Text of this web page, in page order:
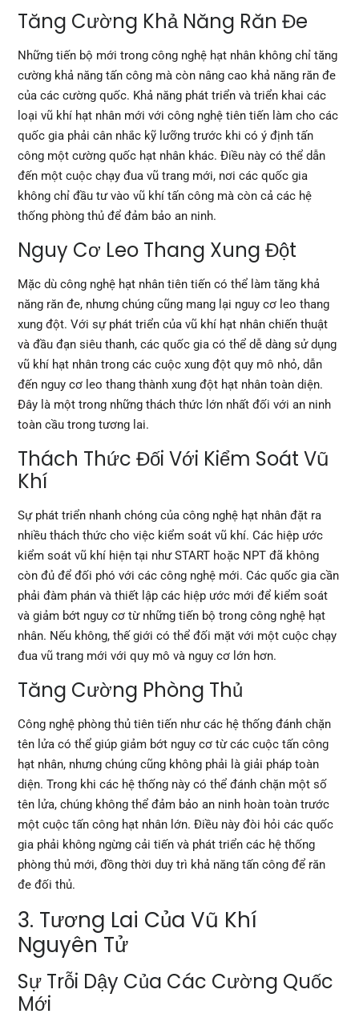
Tăng Cường Khả Năng Răn Đe
Những tiến bộ mới trong công nghệ hạt nhân không chỉ tăng
cường khả năng tấn công mà còn nâng cao khả năng răn đe
của các cường quốc. Khả năng phát triển và triển khai các
loại vũ khí hạt nhân mới với công nghệ tiên tiến làm cho các
quốc gia phải cân nhắc kỹ lưỡng trước khi có ý định tấn
công một cường quốc hạt nhân khác. Điều này có thể dẫn
đến một cuộc chạy đua vũ trang mới, nơi các quốc gia
không chỉ đầu tư vào vũ khí tấn công mà còn cả các hệ
thống phòng thủ để đảm bảo an ninh.
Nguy Cơ Leo Thang Xung Đột
Mặc dù công nghệ hạt nhân tiên tiến có thể làm tăng khả
năng răn đe, nhưng chúng cũng mang lại nguy cơ leo thang
xung đột. Với sự phát triển của vũ khí hạt nhân chiến thuật
và đầu đạn siêu thanh, các quốc gia có thể dễ dàng sử dụng
vũ khí hạt nhân trong các cuộc xung đột quy mô nhỏ, dẫn
đến nguy cơ leo thang thành xung đột hạt nhân toàn diện.
Đây là một trong những thách thức lớn nhất đối với an ninh
toàn cầu trong tương lai.
Thách Thức Đối Với Kiểm Soát Vũ
Khí
Sự phát triển nhanh chóng của công nghệ hạt nhân đặt ra
nhiều thách thức cho việc kiểm soát vũ khí. Các hiệp ước
kiểm soát vũ khí hiện tại như START hoặc NPT đã không
còn đủ để đối phó với các công nghệ mới. Các quốc gia cần
phải đàm phán và thiết lập các hiệp ước mới để kiểm soát
và giảm bớt nguy cơ từ những tiến bộ trong công nghệ hạt
nhân. Nếu không, thế giới có thể đối mặt với một cuộc chạy
đua vũ trang mới với quy mô và nguy cơ lớn hơn.
Tăng Cường Phòng Thủ
Công nghệ phòng thủ tiên tiến như các hệ thống đánh chặn
tên lửa có thể giúp giảm bớt nguy cơ từ các cuộc tấn công
hạt nhân, nhưng chúng cũng không phải là giải pháp toàn
diện. Trong khi các hệ thống này có thể đánh chặn một số
tên lửa, chúng không thể đảm bảo an ninh hoàn toàn trước
một cuộc tấn công hạt nhân lớn. Điều này đòi hỏi các quốc
gia phải không ngừng cải tiến và phát triển các hệ thống
phòng thủ mới, đồng thời duy trì khả năng tấn công để răn
đe đối thủ.
3. Tương Lai Của Vũ Khí
Nguyên Tử
Sự Trỗi Dậy Của Các Cường Quốc
Mới